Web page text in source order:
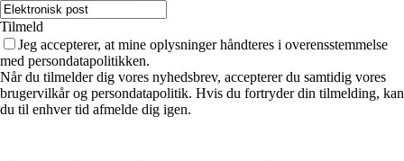
Tilmeld
Jeg accepterer, at mine oplysninger håndteres i overensstemmelse
med persondatapolitikken.
Når du tilmelder dig vores nyhedsbrev, accepterer du samtidig vores
brugervilkår og persondatapolitik. Hvis du fortryder din tilmelding, kan
du til enhver tid afmelde dig igen.